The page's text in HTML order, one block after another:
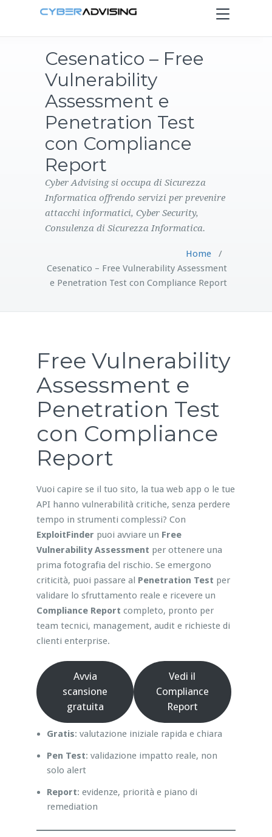
Toggle
navigation
PRODOTTI
CONTATTI
Cesenatico – Free
Vulnerability
Assessment e
Penetration Test
con Compliance
Report
Cyber Advising si occupa di Sicurezza
Informatica offrendo servizi per prevenire
attacchi informatici, Cyber Security,
Consulenza di Sicurezza Informatica.
Home/
Cesenatico – Free Vulnerability Assessment
e Penetration Test con Compliance Report
Free Vulnerability
Assessment e
Penetration Test
con Compliance
Report
Vuoi capire se il tuo sito, la tua web app o le tue
API hanno vulnerabilità critiche, senza perdere
tempo in strumenti complessi? Con
ExploitFinder puoi avviare un Free
Vulnerability Assessment per ottenere una
prima fotografia del rischio. Se emergono
criticità, puoi passare al Penetration Test per
validare lo sfruttamento reale e ricevere un
Compliance Report completo, pronto per
team tecnici, management, audit e richieste di
clienti enterprise.
Avvia
scansione
gratuita
Vedi il
Compliance
Report
Gratis: valutazione iniziale rapida e chiara
Pen Test: validazione impatto reale, non
solo alert
Report: evidenze, priorità e piano di
remediation